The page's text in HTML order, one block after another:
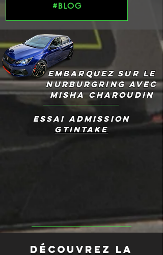
BLOG
Embarquez Sur le
Nurburgring avec
misha Charoudin
ESSAI ADMISSION
GTINTAKE
découvrez la